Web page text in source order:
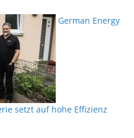
German Energy
setzt auf hohe Effizienz